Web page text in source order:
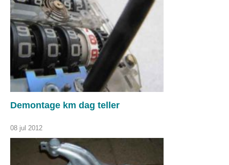
Demontage km dag teller
08 jul 2012